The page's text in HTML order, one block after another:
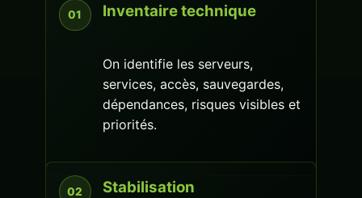
Inventaire technique
On identifie les serveurs,
services, accès, sauvegardes,
dépendances, risques visibles et
priorités.
Stabilisation